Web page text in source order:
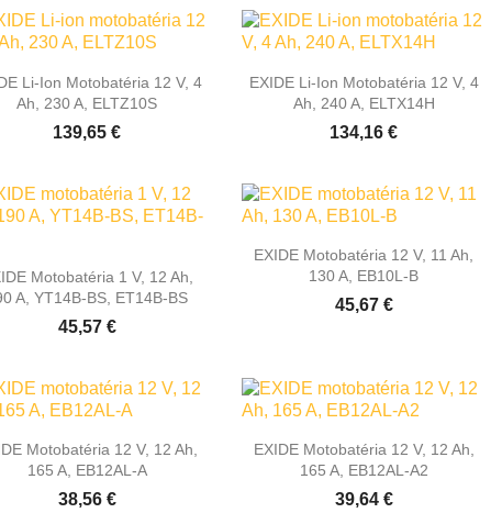
 Rýchly náhľad
Li-Ion Motobatéria 12 V, 4
Ah, 230 A, ELTZ10S
139,65 €
 Rýchly náhľad
EXIDE Li-Ion Motobatéria 12 V, 4
Ah, 240 A, ELTX14H
134,16 €
 Rýchly náhľad
Motobatéria 1 V, 12 Ah,
A, YT14B-BS, ET14B-BS
45,57 €
 Rýchly náhľad
EXIDE Motobatéria 12 V, 11 Ah,
130 A, EB10L-B
45,67 €
 Rýchly náhľad
Motobatéria 12 V, 12 Ah,
165 A, EB12AL-A
38,56 €
 Rýchly náhľad
EXIDE Motobatéria 12 V, 12 Ah,
165 A, EB12AL-A2
39,64 €